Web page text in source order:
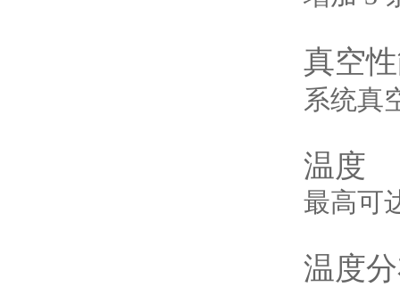
真空
系统真
温度
最高可
温度